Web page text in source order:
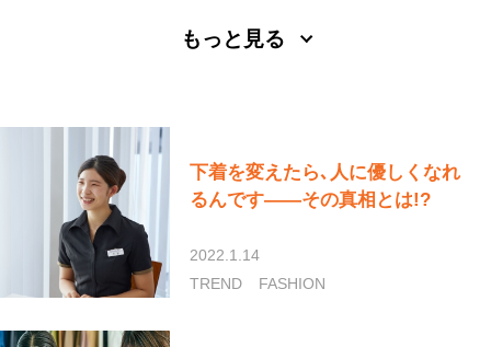
もっと見る
下着を変えたら､人に優しくなれ
るんです――その真相とは!?
2022.1.14
TREND
FASHION